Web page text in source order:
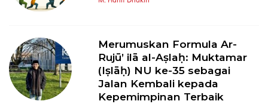
Merumuskan Formula Ar-
Rujū’ ilā al-Aṣlaḥ: Muktamar
(Iṣlāḥ) NU ke-35 sebagai
Jalan Kembali kepada
Kepemimpinan Terbaik